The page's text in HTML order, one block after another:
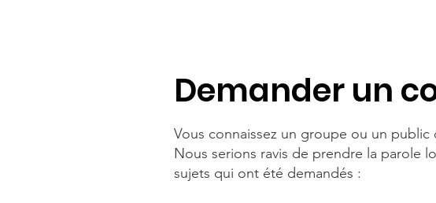
Demander un
Vous connaissez un groupe ou un
Nous serions ravis de prendre la parole
sujets qui ont été demandés :